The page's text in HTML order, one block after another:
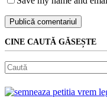
Publică comentariul
CINE CAUTĂ GĂSEȘTE
Niciun